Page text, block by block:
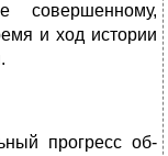
совершенному,
и ход истории
прогресс об­